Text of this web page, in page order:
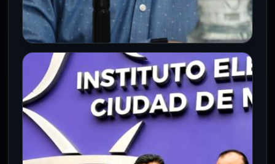
CONGRESO CDMX
Alcaldías tendrían que garantizar
accesibilidad en parques, plazas y
áreas recreativas
7 Ago 2026
La propuesta plantea reformar la Ley
Orgánica de Alcaldías para que parques,